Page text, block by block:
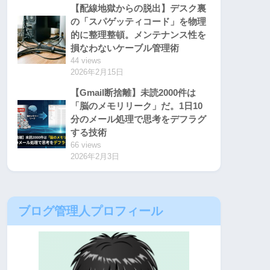
【配線地獄からの脱出】デスク裏
の「スパゲッティコード」を物理
的に整理整頓。メンテナンス性を
損なわないケーブル管理術
44 views
2026年2月15日
【Gmail断捨離】未読2000件は
「脳のメモリリーク」だ。1日10
分のメール処理で思考をデフラグ
する技術
66 views
2026年2月3日
ブログ管理人プロフィール